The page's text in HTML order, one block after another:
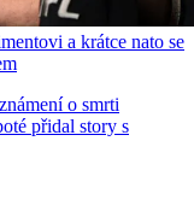
a krátce nato se
o smrti
přidal story s